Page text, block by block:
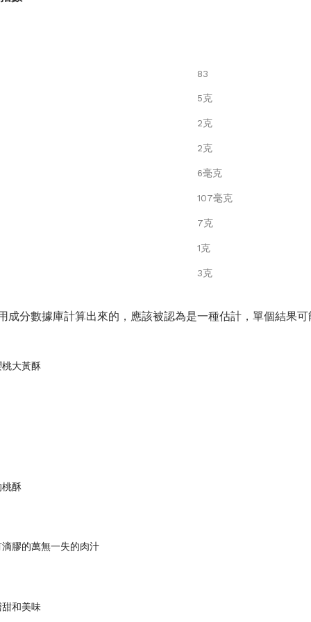
83
5克
2克
2克
6毫克
107毫克
7克
1克
3克
成分數據庫計算出來的，應該被認為是一種估計，單個結果可
大黃酥
桃酥
膠的萬無一失的肉汁
和美味